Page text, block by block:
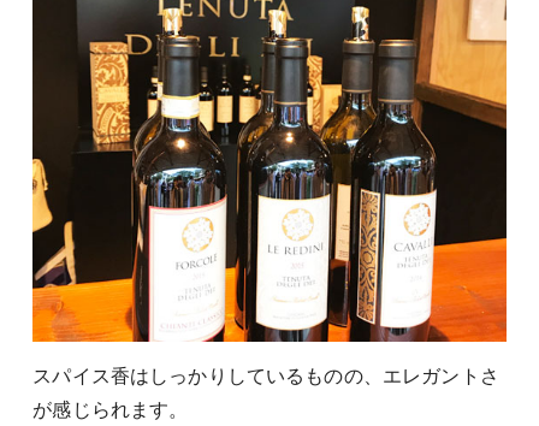
スパイス香はしっかりしているものの、エレガントさ
が感じられます。